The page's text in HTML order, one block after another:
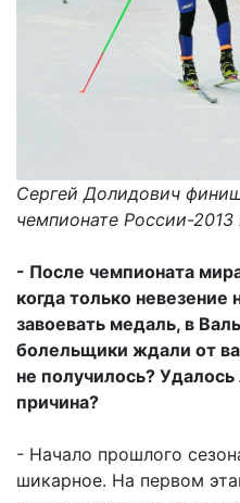
Сергей Долидович
чемпионате России-
- После чемпионата
когда только невезение
завоевать медаль, в
болельщики ждали от
не получилось?
причина?
- Начало прошлого
шикарное. На первом